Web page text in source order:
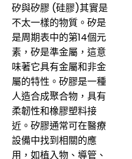
矽與矽膠 (硅膠)其實是
不太一樣的物質。矽是
是周期表中的第14個元
素，矽是準金屬，這意
味著它具有金屬和非金
屬的特性。矽膠是一種
人造合成聚合物，具有
柔韌性和橡膠塑料接
近。矽膠通常可在醫療
設備中找到相關的應
用，如植入物、導管、